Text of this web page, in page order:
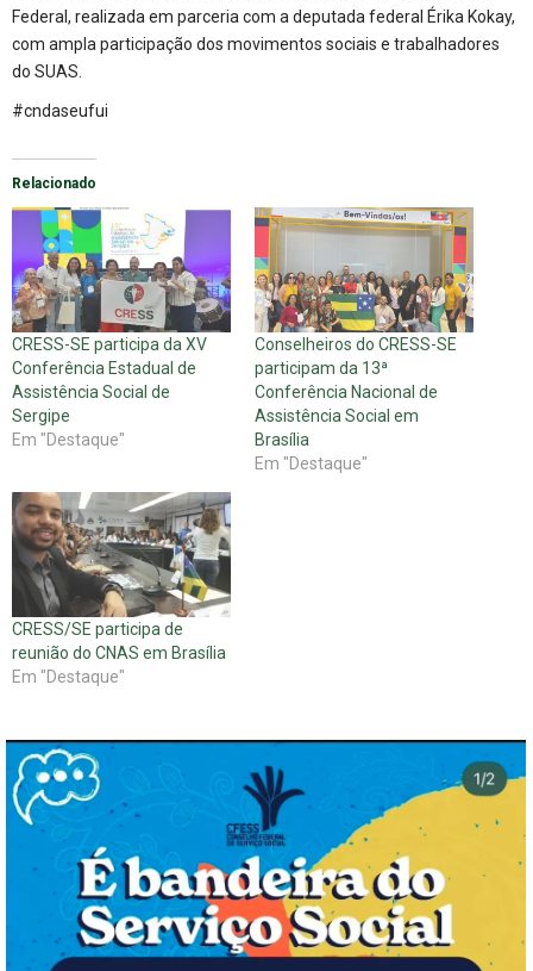
Federal, realizada em parceria com a deputada federal Érika Kokay,
com ampla participação dos movimentos sociais e trabalhadores
do SUAS.
#cndaseufui
Relacionado
CRESS-SE participa da XV
Conferência Estadual de
Assistência Social de
Sergipe
Em "Destaque"
Conselheiros do CRESS-SE
participam da 13ª
Conferência Nacional de
Assistência Social em
Brasília
Em "Destaque"
CRESS/SE participa de
reunião do CNAS em Brasília
Em "Destaque"